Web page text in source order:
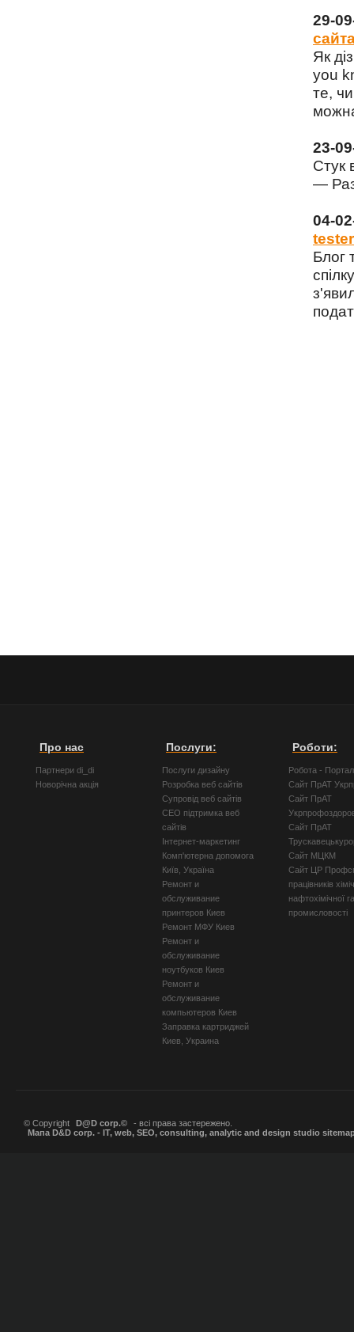
29-
Як
you
те,
23-
Стук
—
04-
tester
Блог
Про нас
Партнери di_di
Новорічна акція
Послуги:
Послуги дизайну
Розробка веб сайтів
Супровід веб сайтів
СЕО підтримка веб
сайтів
Інтернет-маркетинг
Комп'ютерна допомога
Київ, Україна
Ремонт и
обслуживание
принтеров Киев
Ремонт МФУ Киев
Ремонт и
обслуживание
ноутбуков Киев
Ремонт и
обслуживание
компьютеров Киев
Заправка картриджей
Киев, Украина
Роботи:
Робота -
Сайт ПрАТ
Сайт ПрАТ
Сайт ПрАТ
Сайт МЦКМ
Сайт ЦР
працівників
нафтохімічної
промисловості
© Copyright D@D corp.©
- всі права застережено.
Мапа D&D corp. - IT, web, SEO, consulting, analytic and design studio